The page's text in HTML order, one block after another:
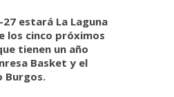
27 estará La Laguna
los cinco próximos
tienen un año
Basket y el
Burgos.